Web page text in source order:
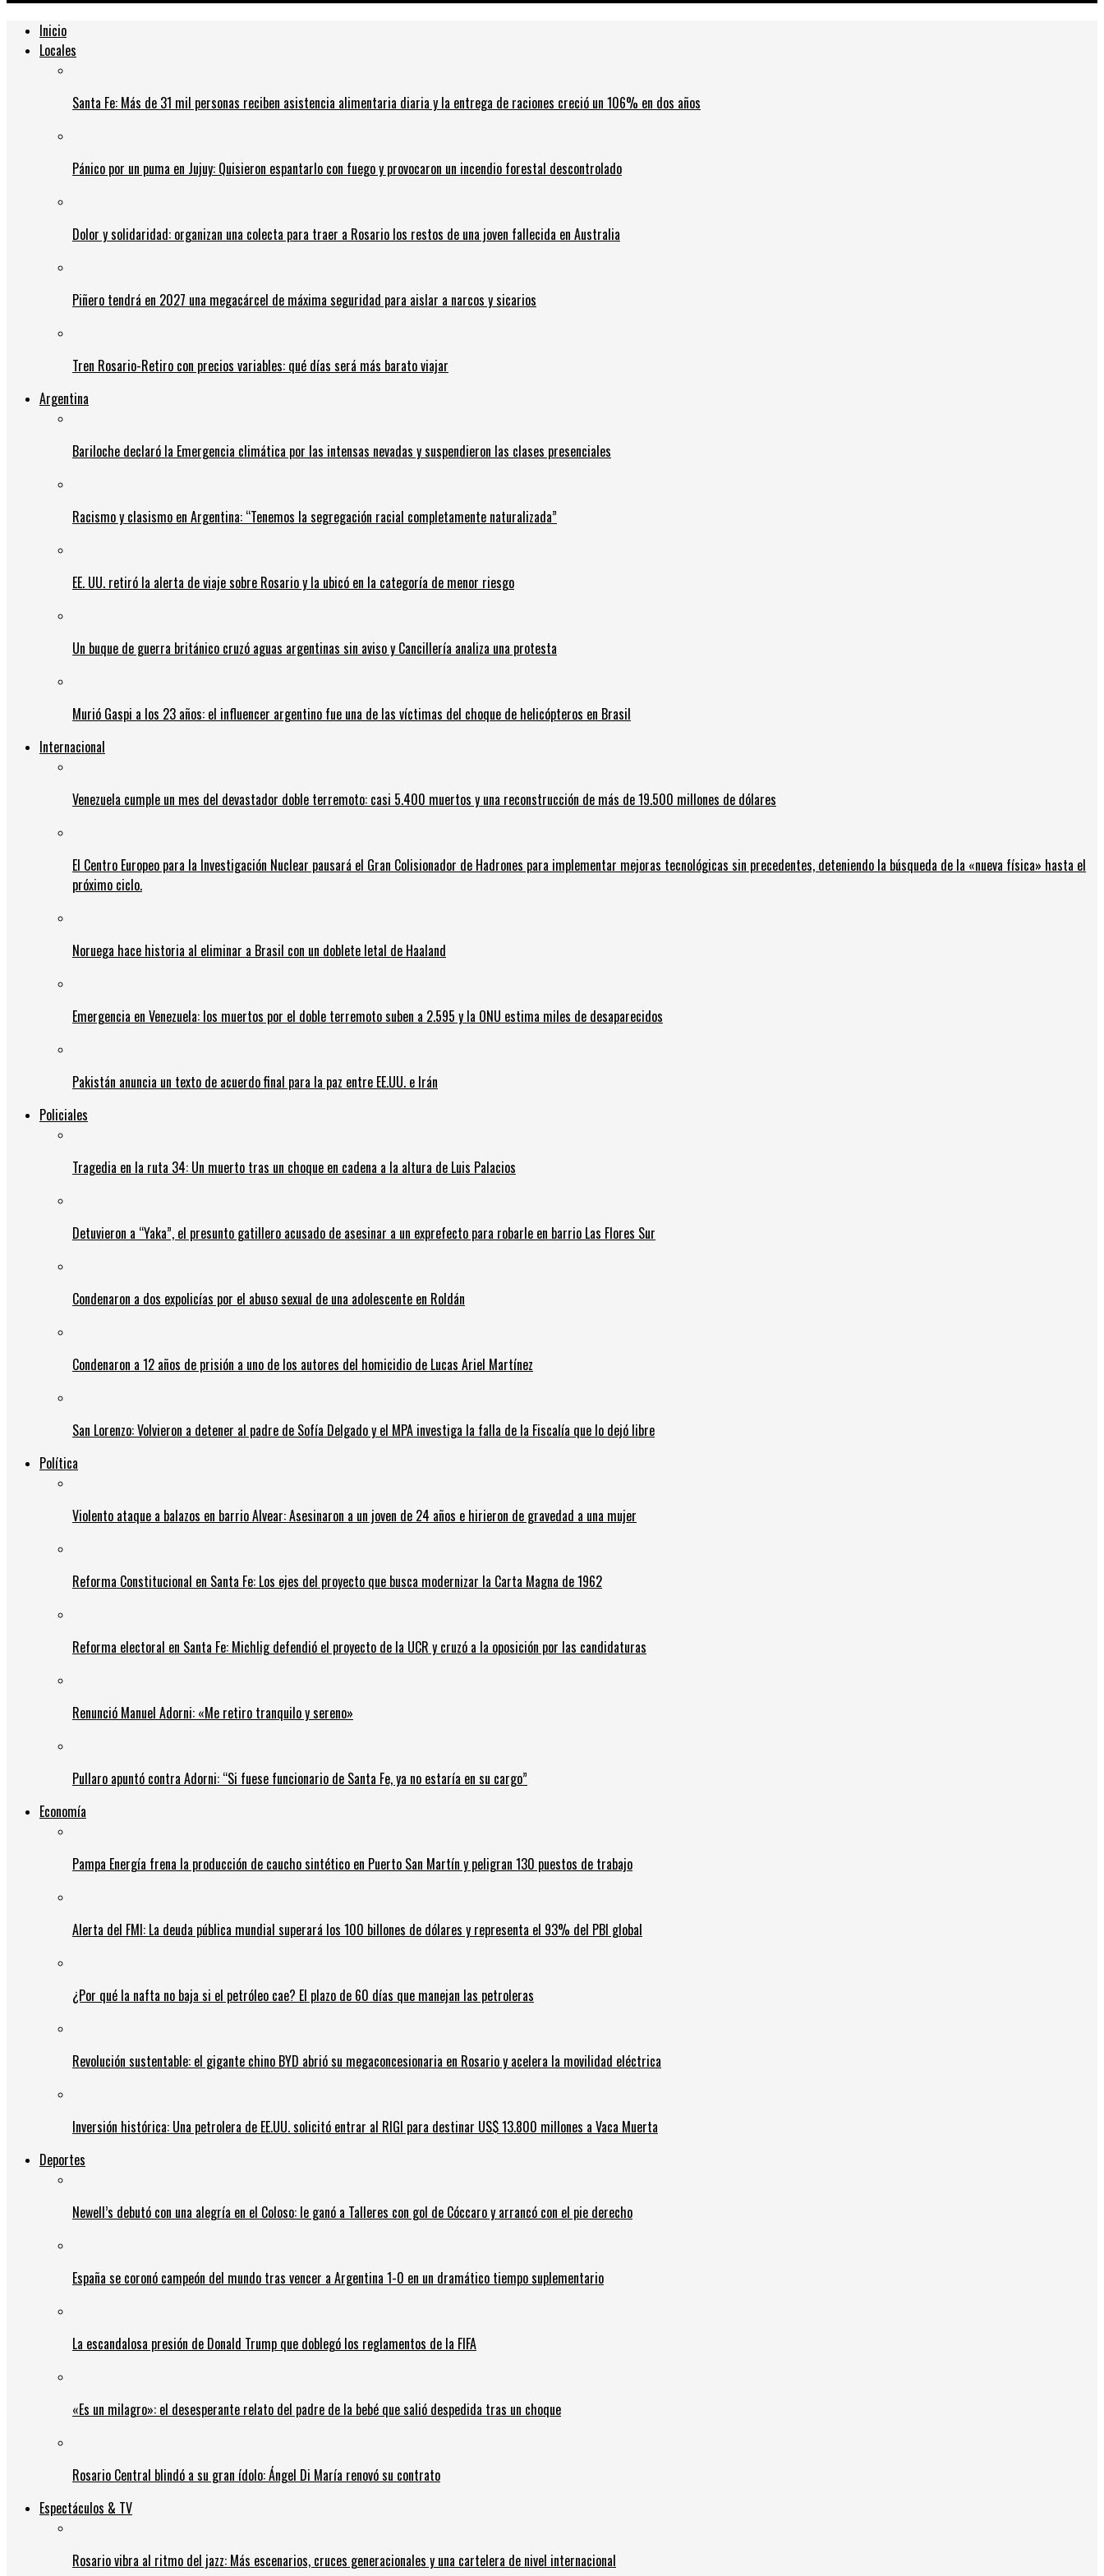
Inicio
Locales
Santa Fe: Más de 31 mil personas reciben asistencia alimentaria diaria y la entrega de raciones creció un 106% en dos años
Pánico por un puma en Jujuy: Quisieron espantarlo con fuego y provocaron un incendio forestal descontrolado
Dolor y solidaridad: organizan una colecta para traer a Rosario los restos de una joven fallecida en Australia
Piñero tendrá en 2027 una megacárcel de máxima seguridad para aislar a narcos y sicarios
Tren Rosario-Retiro con precios variables: qué días será más barato viajar
Argentina
Bariloche declaró la Emergencia climática por las intensas nevadas y suspendieron las clases presenciales
Racismo y clasismo en Argentina: “Tenemos la segregación racial completamente naturalizada”
EE. UU. retiró la alerta de viaje sobre Rosario y la ubicó en la categoría de menor riesgo
Un buque de guerra británico cruzó aguas argentinas sin aviso y Cancillería analiza una protesta
Murió Gaspi a los 23 años: el influencer argentino fue una de las víctimas del choque de helicópteros en Brasil
Internacional
Venezuela cumple un mes del devastador doble terremoto: casi 5.400 muertos y una reconstrucción de más de 19.500 millones de dólares
El Centro Europeo para la Investigación Nuclear pausará el Gran Colisionador de Hadrones para implementar mejoras tecnológicas sin precedentes, deteniendo la búsqueda de la «nueva física» hasta el
próximo ciclo.
Noruega hace historia al eliminar a Brasil con un doblete letal de Haaland
Emergencia en Venezuela: los muertos por el doble terremoto suben a 2.595 y la ONU estima miles de desaparecidos
Pakistán anuncia un texto de acuerdo final para la paz entre EE.UU. e Irán
Policiales
Tragedia en la ruta 34: Un muerto tras un choque en cadena a la altura de Luis Palacios
Detuvieron a “Yaka”, el presunto gatillero acusado de asesinar a un exprefecto para robarle en barrio Las Flores Sur
Condenaron a dos expolicías por el abuso sexual de una adolescente en Roldán
Condenaron a 12 años de prisión a uno de los autores del homicidio de Lucas Ariel Martínez
San Lorenzo: Volvieron a detener al padre de Sofía Delgado y el MPA investiga la falla de la Fiscalía que lo dejó libre
Política
Violento ataque a balazos en barrio Alvear: Asesinaron a un joven de 24 años e hirieron de gravedad a una mujer
Reforma Constitucional en Santa Fe: Los ejes del proyecto que busca modernizar la Carta Magna de 1962
Reforma electoral en Santa Fe: Michlig defendió el proyecto de la UCR y cruzó a la oposición por las candidaturas
Renunció Manuel Adorni: «Me retiro tranquilo y sereno»
Pullaro apuntó contra Adorni: “Si fuese funcionario de Santa Fe, ya no estaría en su cargo”
Economía
Pampa Energía frena la producción de caucho sintético en Puerto San Martín y peligran 130 puestos de trabajo
Alerta del FMI: La deuda pública mundial superará los 100 billones de dólares y representa el 93% del PBI global
¿Por qué la nafta no baja si el petróleo cae? El plazo de 60 días que manejan las petroleras
Revolución sustentable: el gigante chino BYD abrió su megaconcesionaria en Rosario y acelera la movilidad eléctrica
Inversión histórica: Una petrolera de EE.UU. solicitó entrar al RIGI para destinar US$ 13.800 millones a Vaca Muerta
Deportes
Newell’s debutó con una alegría en el Coloso: le ganó a Talleres con gol de Cóccaro y arrancó con el pie derecho
España se coronó campeón del mundo tras vencer a Argentina 1-0 en un dramático tiempo suplementario
La escandalosa presión de Donald Trump que doblegó los reglamentos de la FIFA
«Es un milagro»: el desesperante relato del padre de la bebé que salió despedida tras un choque
Rosario Central blindó a su gran ídolo: Ángel Di María renovó su contrato
Espectáculos & TV
Rosario vibra al ritmo del jazz: Más escenarios, cruces generacionales y una cartelera de nivel internacional